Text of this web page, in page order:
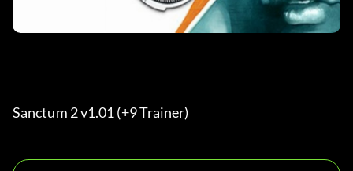
Sanctum 2 v1.01 (+9 Trainer)